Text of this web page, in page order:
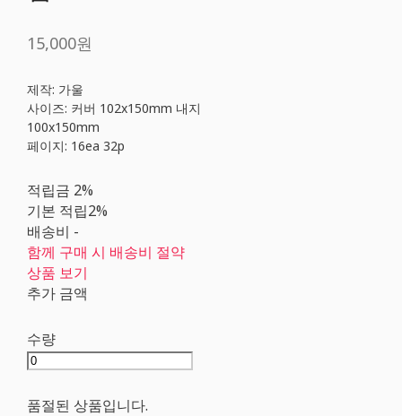
15,000원
제작: 가울
사이즈: 커버 102x150mm 내지
100x150mm
페이지: 16ea 32p
적립금 2%
기본 적립2%
배송비 -
함께 구매 시 배송비 절약
상품 보기
추가 금액
수량
품절된 상품입니다.